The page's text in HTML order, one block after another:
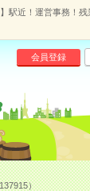
駅近！運営事務！
会員登録
）